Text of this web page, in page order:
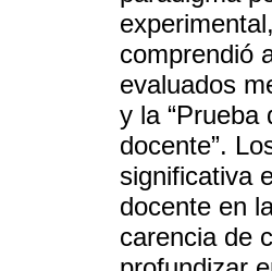
comprendió
evaluados
y la “Prueba
docente”.
significativa
docente en
carencia de